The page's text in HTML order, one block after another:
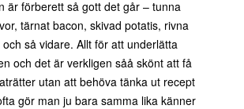
är förberett så gott det går – tunna
tärnat bacon, skivad potatis, rivna
så vidare. Allt för att underlätta
och det är verkligen såå skönt att få
utan att behöva tänka ut recept
gör man ju bara samma lika känner